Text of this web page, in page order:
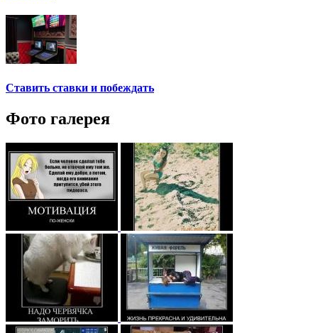
Ставить ставки и побеждать
Фото галерея